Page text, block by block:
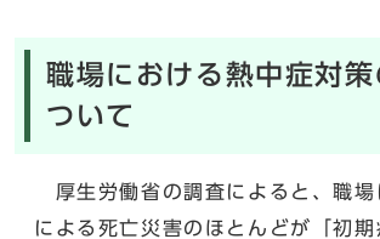
職場における熱中症対策
ついて
厚生労働省の調査によると、職場
による死亡災害のほとんどが「初